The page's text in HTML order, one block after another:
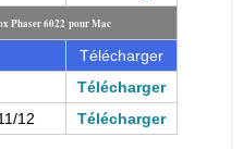
Phaser 6022 pour Mac
Télécharger
Télécharger
12
Télécharger